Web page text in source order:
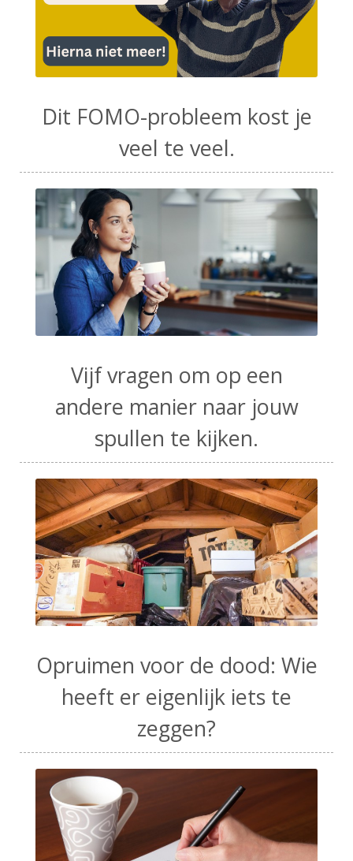
Dit FOMO-probleem kost je
veel te veel.
Vijf vragen om op een
andere manier naar jouw
spullen te kijken.
Opruimen voor de dood: Wie
heeft er eigenlijk iets te
zeggen?